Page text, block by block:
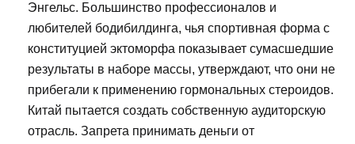
Энгельс. Большинство профессионалов и
любителей бодибилдинга, чья спортивная форма с
конституцией эктоморфа показывает сумасшедшие
результаты в наборе массы, утверждают, что они не
прибегали к применению гормональных стероидов.
Китай пытается создать собственную аудиторскую
отрасль. Запрета принимать деньги от